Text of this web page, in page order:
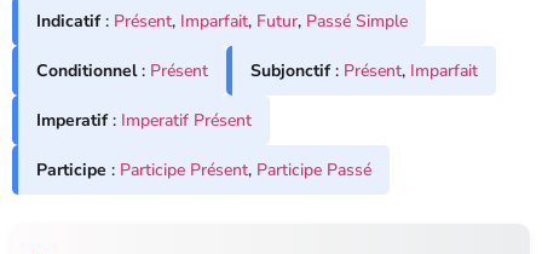
Indicatif: Présent, Imparfait, Futur, Passé Simple
Conditionnel: Présent Subjonctif: Présent, Imparfait
Imperatif: Imperatif Présent
Participe : Participe Présent, Participe Passé